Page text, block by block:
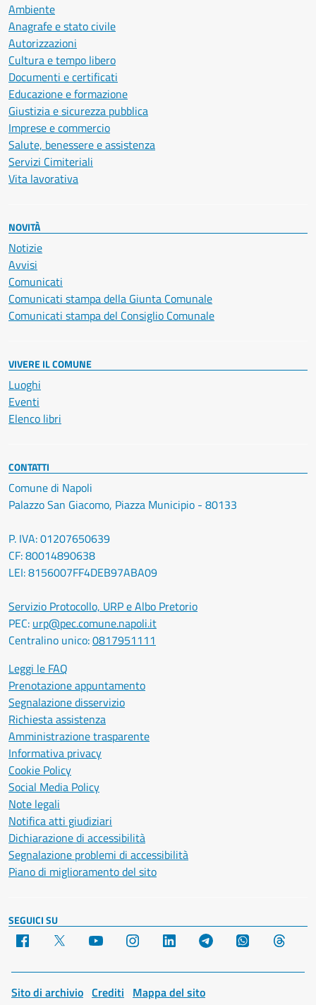
Ambiente
Anagrafe e stato civile
Autorizzazioni
Cultura e tempo libero
Documenti e certificati
Educazione e formazione
Giustizia e sicurezza pubblica
Imprese e commercio
Salute, benessere e assistenza
Servizi Cimiteriali
Vita lavorativa
NOVITÀ
Notizie
Avvisi
Comunicati
Comunicati stampa della Giunta Comunale
Comunicati stampa del Consiglio Comunale
VIVERE IL COMUNE
Luoghi
Eventi
Elenco libri
CONTATTI
Comune di Napoli
Palazzo San Giacomo, Piazza Municipio - 80133
P. IVA: 01207650639
CF: 80014890638
LEI: 8156007FF4DEB97ABA09
Servizio Protocollo, URP e Albo Pretorio
PEC: urp@pec.comune.napoli.it
Centralino unico:0817951111
Leggi le FAQ
Prenotazione appuntamento
Segnalazione disservizio
Richiesta assistenza
Amministrazione trasparente
Informativa privacy
Cookie Policy
Social Media Policy
Note legali
Notifica atti giudiziari
Dichiarazione di accessibilità
Segnalazione problemi di accessibilità
Piano di miglioramento del sito
SEGUICI SU
Facebook YouTube Instagram LinkedIn Telegram WhatsApp
Sito di archivio Crediti Mappa del sito